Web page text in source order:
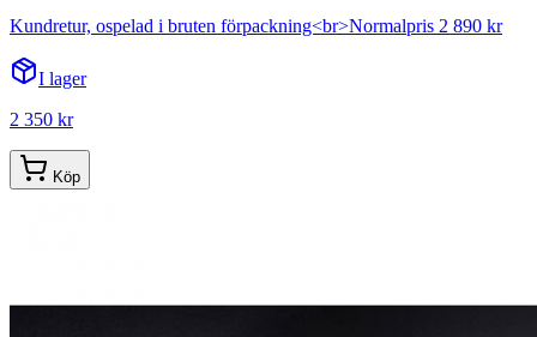
Kundretur, ospelad i bruten förpackning<br>Normalpris 2 890 kr
I lager
2 350 kr
Köp